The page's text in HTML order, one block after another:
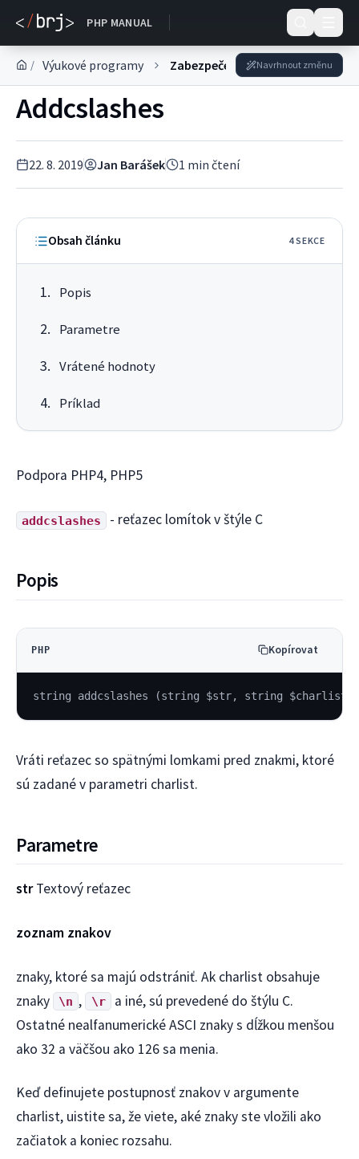
PHP MANUAL
DOKUMENTACE
/ Výukové programy Zabezpečenie Navrhnout změnu
Addcslashes
22. 8. 2019 Jan Barášek 1 min čtení
Obsah článku 4SEKCE
Popis
Parametre
Vrátené hodnoty
Príklad
Podpora PHP4, PHP5
addcslashes - reťazec lomítok v štýle C
Popis
PHP Kopírovat
string addcslashes (string $str, string $charlist)
Vráti reťazec so spätnými lomkami pred znakmi, ktoré
sú zadané v parametri charlist.
Parametre
strTextový reťazec
zoznam znakov
znaky, ktoré sa majú odstrániť. Ak charlist obsahuje
znaky
\n , \r
a iné, sú prevedené do štýlu C.
Ostatné nealfanumerické ASCI znaky s dĺžkou menšou
ako 32 a väčšou ako 126 sa menia.
Keď definujete postupnosť znakov v argumente
charlist, uistite sa, že viete, aké znaky ste vložili ako
začiatok a koniec rozsahu.